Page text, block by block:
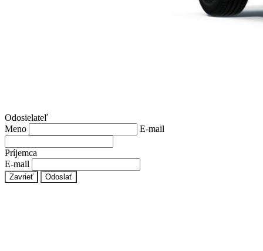
Odosielateľ
Meno
E-mail
Príjemca
E-mail
Zavrieť Odoslať